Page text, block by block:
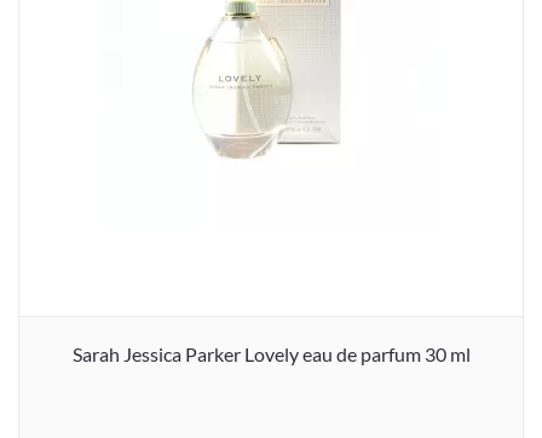
Sarah Jessica Parker Lovely eau de parfum 30 ml